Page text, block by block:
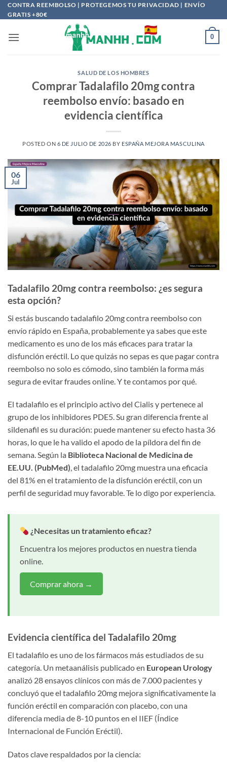
Saltar
al
CONTRA REEMBOLSO | PROTEGEMOS TU PRIVACIDAD | ENVÍO
GRATIS +80€
0
SALUD DE LOS HOMBRES
Comprar Tadalafilo 20mg contra
reembolso envío: basado en
evidencia científica
POSTED ON 6 DE JULIO DE 2026 BY ESPAÑA MEJORA MASCULINA
06
Jul
Tadalafilo 20mg contra reembolso: ¿es segura
esta opción?
Si estás buscando tadalafilo 20mg contra reembolso con
envío rápido en España, probablemente ya sabes que este
medicamento es uno de los más eficaces para tratar la
disfunción eréctil. Lo que quizás no sepas es que pagar contra
reembolso no solo es cómodo, sino también la forma más
segura de evitar fraudes online. Y te contamos por qué.
El tadalafilo es el principio activo del Cialis y pertenece al
grupo de los inhibidores PDE5. Su gran diferencia frente al
sildenafil es su duración: puede mantener su efecto hasta 36
horas, lo que le ha valido el apodo de la píldora del fin de
semana. Según la Biblioteca Nacional de Medicina de
EE.UU. (PubMed), el tadalafilo 20mg muestra una eficacia
del 81% en el tratamiento de la disfunción eréctil, con un
perfil de seguridad muy favorable. Te lo digo por experiencia.
¿Necesitas un tratamiento eficaz?
Encuentra los mejores productos en nuestra tienda
online.
Comprar ahora →
Evidencia científica del Tadalafilo 20mg
El tadalafilo es uno de los fármacos más estudiados de su
categoría. Un metaanálisis publicado en European Urology
analizó 28 ensayos clínicos con más de 7.000 pacientes y
concluyó que el tadalafilo 20mg mejora significativamente la
función eréctil en comparación con placebo, con una
diferencia media de 8-10 puntos en el IIEF (Índice
Internacional de Función Eréctil).
Datos clave respaldados por la ciencia: